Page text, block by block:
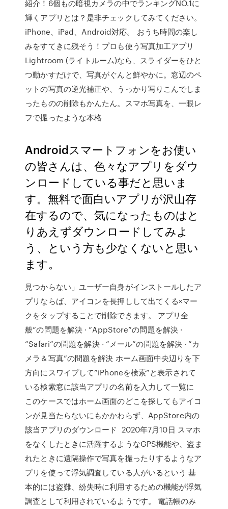
紹介！6個もの暗視カメラの中でランキングNO.1に
輝くアプリとは？是非チェックしてみてください。
iPhone、iPad、Android対応。 おうち時間の楽し
みをすてきに残そう！プロも使う写真加工アプリ
Lightroom (ライトルーム)なら、スライダーをひと
つ動かすだけで、写真がぐんと鮮やかに。窓辺のペ
ットの写真の逆光補正や、うっかり写りこんでしま
ったものの削除もかんたん。スマホ写真を、一眼レ
フで撮ったような本格
Androidスマートフォンをお使い
の皆さんは、色々なアプリをダウ
ンロードしている事だと思いま
す。無料で面白いアプリが沢山存
在するので、気になったものはと
りあえずダウンロードしてみよ
う、という方も少なくないと思い
ます。
見つからない」ユーザー自身がインストールしたア
プリならば、アイコンを長押しして出てくる×マー
クをタップすることで削除できます。 アプリ全
般”の問題を解決 · ”AppStore”の問題を解決 ·
”Safari”の問題を解決 · ”メール”の問題を解決 · ”カ
メラ＆写真”の問題を解決 ホーム画面中央辺りを下
方向にスワイプして”iPhoneを検索”と表示されて
いる検索窓に該当アプリの名前を入力して一覧に
このケースではホーム画面のどこを探してもアイコ
ンが見当たらないにもかかわらず、AppStore内の
該当アプリのダウンロード 2020年7月10日 スマホ
をなくしたときに活躍するようなGPS機能や、盗ま
れたときに遠隔操作で写真を撮ったりするようなア
プリを使って浮気調査している人がいるという 基
本的には盗難、紛失時に利用するための機能が浮気
調査として利用されているようです。 電話帳のみ